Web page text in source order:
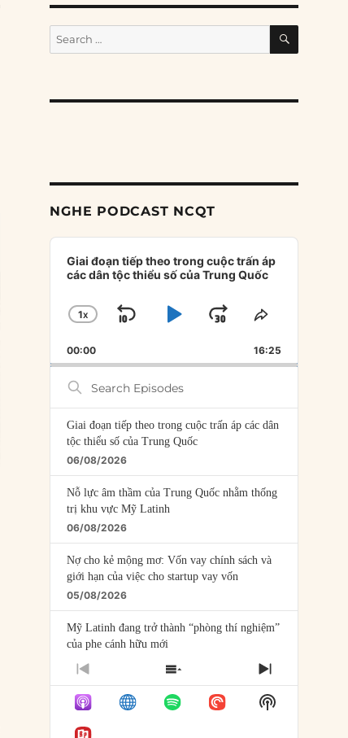
Search
for:
SEARCH
NGHE PODCAST NCQT
Audio
Player
Giai đoạn tiếp theo trong cuộc trấn áp
các dân tộc thiểu số của Trung Quốc
CHANGE
RATE
1X
SKIP
BACKWARD
PLAYJUMP
FORWARD
SHARE
EPISODE
00:00 16:25
Search
Episodes
Giai đoạn tiếp theo trong cuộc trấn áp các dân
tộc thiểu số của Trung Quốc
06/08/2026
Nỗ lực âm thầm của Trung Quốc nhằm thống
trị khu vực Mỹ Latinh
06/08/2026
Nợ cho kẻ mộng mơ: Vốn vay chính sách và
giới hạn của việc cho startup vay vốn
05/08/2026
Mỹ Latinh đang trở thành “phòng thí nghiệm”
của phe cánh hữu mới
04/08/2026
Tại sao Trung Quốc phủ nhận cuộc gặp với
Ngoại trưởng Nhật Bản?
04/08/2026
PREVIOUS
EPISODE
SHOW
EPISODES
LIST
NEXT
EPISODE
Show
Podcast